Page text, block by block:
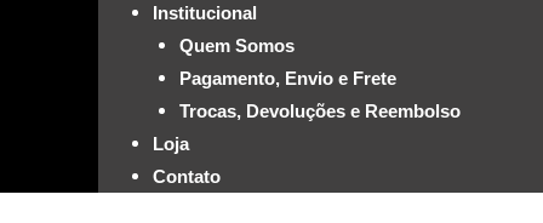
Institucional
Quem Somos
Pagamento, Envio e Frete
Trocas, Devoluções e Reembolso
Loja
Contato